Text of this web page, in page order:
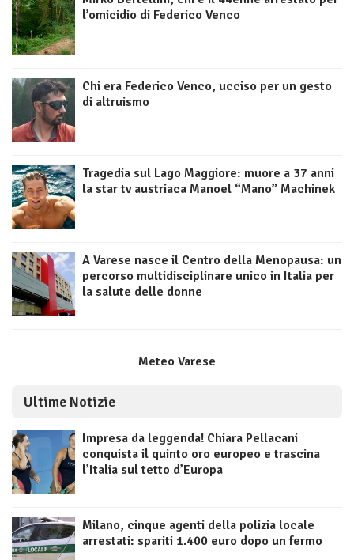
l’omicidio di Federico Venco
Chi era Federico Venco, ucciso per un gesto
di altruismo
Tragedia sul Lago Maggiore: muore a 37 anni
la star tv austriaca Manoel “Mano” Machinek
A Varese nasce il Centro della Menopausa: un
percorso multidisciplinare unico in Italia per
la salute delle donne
Meteo Varese
Ultime Notizie
Impresa da leggenda! Chiara Pellacani
conquista il quinto oro europeo e trascina
l’Italia sul tetto d’Europa
Milano, cinque agenti della polizia locale
arrestati: spariti 1.400 euro dopo un fermo